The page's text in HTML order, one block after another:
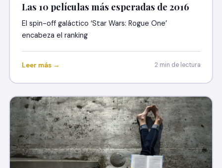
Las 10 películas más esperadas de 2016
El spin-off galáctico ‘Star Wars: Rogue One’
encabeza el ranking
Leer más → 2 min de lectura